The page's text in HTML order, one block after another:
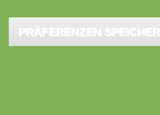
Unternehmen zeigt: Vor
inzwischen sind es bereits
Die deutsche Wirtschaft
PRÄFERENZEN